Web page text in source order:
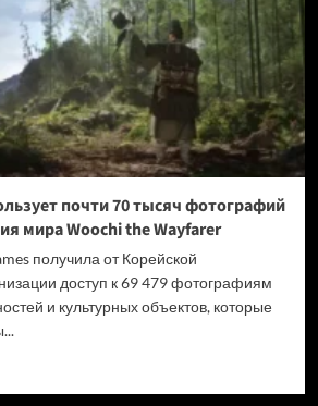
почти 70 тысяч фотографий
мира Woochi the Wayfarer
получила от Корейской
доступ к 69 479 фотографиям
и культурных объектов, которые